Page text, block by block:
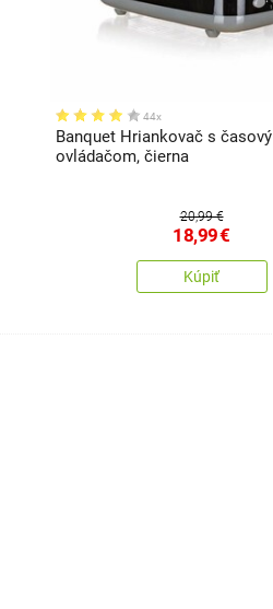
44x
Banquet Hriankovač s
ovládačom, čierna
20,99 €
18,99€
Kúpiť